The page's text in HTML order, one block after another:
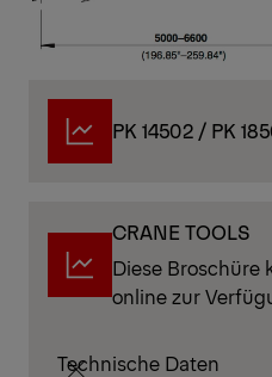
PK 14502 / PK
CRANE TOOLS
Diese Broschüre
online zur
Technische Daten